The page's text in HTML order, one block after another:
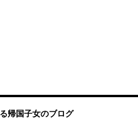
帰国子女のブログ